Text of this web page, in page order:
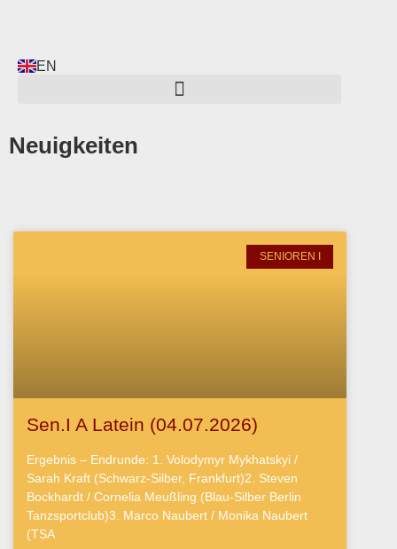
EN
Neuigkeiten
SENIOREN I
Sen.I A Latein (04.07.2026)
Ergebnis – Endrunde: 1. Volodymyr Mykhatskyi /
Sarah Kraft (Schwarz-Silber, Frankfurt)2. Steven
Bockhardt / Cornelia Meußling (Blau-Silber Berlin
Tanzsportclub)3. Marco Naubert / Monika Naubert
(TSA